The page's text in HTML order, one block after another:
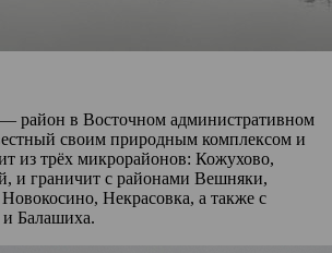
район в Восточном административном
своим природным комплексом и
из трёх микрорайонов: Кожухово,
и граничит с районами Вешняки,
Некрасовка, а также с
Балашиха.